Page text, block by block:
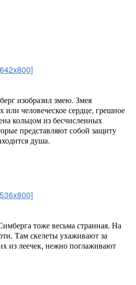
изобразил змею. Змея
или человеческое сердце, грешное
кольцом из бесчисленных
представляют собой защиту
душа.
тоже весьма странная. На
Там скелеты ухаживают за
из леечек, нежно поглаживают